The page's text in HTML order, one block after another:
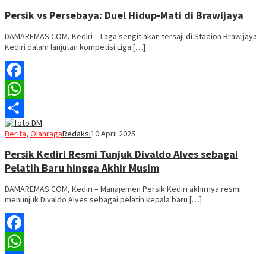
Persik vs Persebaya: Duel Hidup-Mati di Brawijaya
DAMAREMAS.COM, Kediri – Laga sengit akan tersaji di Stadion Brawijaya
Kediri dalam lanjutan kompetisi Liga […]
Facebook
WhatsApp
Share
Berita, OlahragaRedaksi10 April 2025
Persik Kediri Resmi Tunjuk Divaldo Alves sebagai
Pelatih Baru hingga Akhir Musim
DAMAREMAS.COM, Kediri – Manajemen Persik Kediri akhirnya resmi
menunjuk Divaldo Alves sebagai pelatih kepala baru […]
Facebook